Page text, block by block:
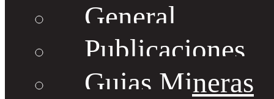
General
Publicaciones
Guias Mineras